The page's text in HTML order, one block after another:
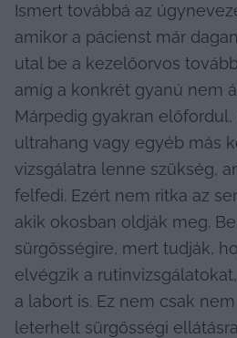
Ismert továbbá az
amikor a pácienst már
utal be a kezelőorvos
amíg a konkrét gyanú nem
Márpedig gyakran
ultrahang vagy egyéb más
vizsgálatra lenne szükség,
felfedi. Ezért nem ritka az
akik okosban oldják meg.
sürgősségire, mert tudják,
elvégzik a
a labort is. Ez nem csak
leterhelt sürgősségi